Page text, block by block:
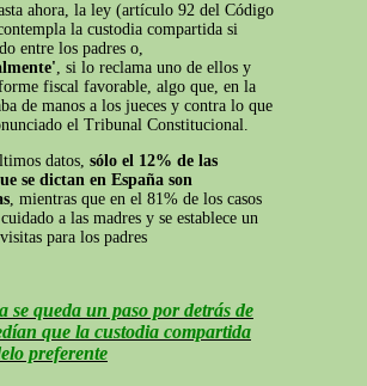
ahora, la ley (artículo 92 del Código
la custodia compartida si
entre los padres o,
, si lo reclama uno de ellos y
fiscal favorable, algo que, en la
de manos a los jueces y contra lo que
el Tribunal Constitucional.
datos, sólo el 12% de las
se dictan en España son
, mientras que en el 81% de los casos
a las madres y se establece un
para los padres
se queda un paso por detrás de
que la custodia compartida
preferente